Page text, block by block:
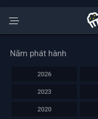
Năm phát hành
2026
2023
2020